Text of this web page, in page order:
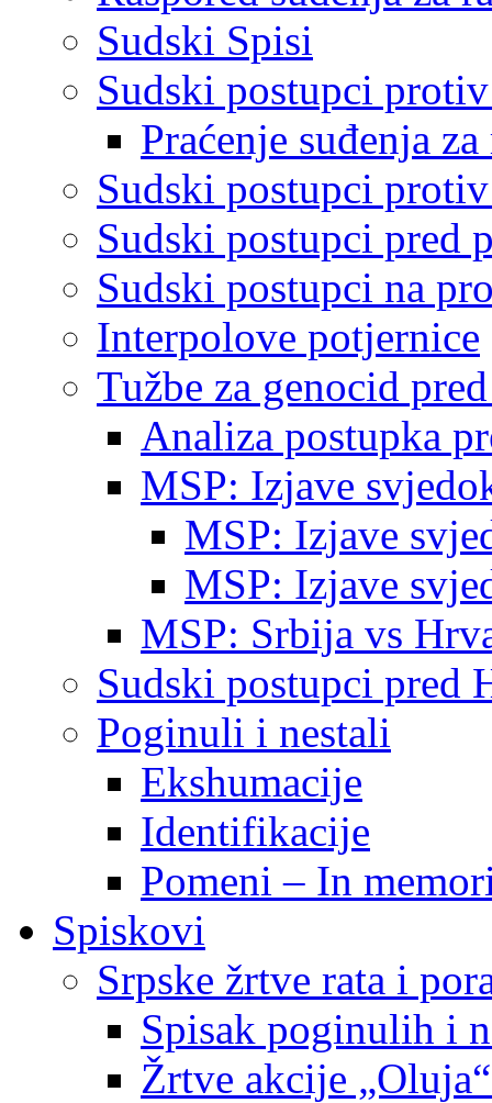
Sudski Spisi
Sudski postupci
Praćenje suđenja
Sudski postupci
Sudski postupci pred
Sudski postupci na
Interpolove potjernice
Tužbe za genocid
Analiza postupka
MSP: Izjave
MSP: Izjave
MSP: Izjave
MSP: Srbija vs
Sudski postupci pred
Poginuli i nestali
Ekshumacije
Identifikacije
Pomeni – In
Spiskovi
Srpske žrtve rata i
Spisak poginulih i
Žrtve akcije